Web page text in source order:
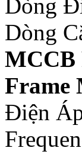
Dòng
Dòng
Frame
Điện